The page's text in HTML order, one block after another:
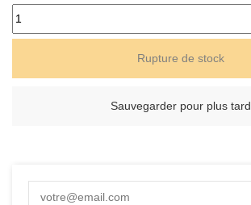
Rupture de stock
Sauvegarder pour plus tard